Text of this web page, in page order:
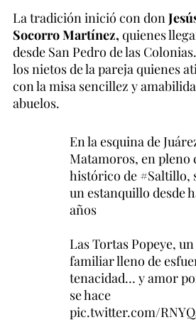
La tradición inició con don
Socorro Martínez, quienes
desde San Pedro de las
los nietos de la pareja quienes
con la misa sencillez y
abuelos.
En la esquina de
Matamoros, en pleno
histórico de #Saltillo,
un estanquillo desde
años
Las Tortas Popeye,
familiar lleno de
tenacidad… y amor
se hace
pic.twitter.com/